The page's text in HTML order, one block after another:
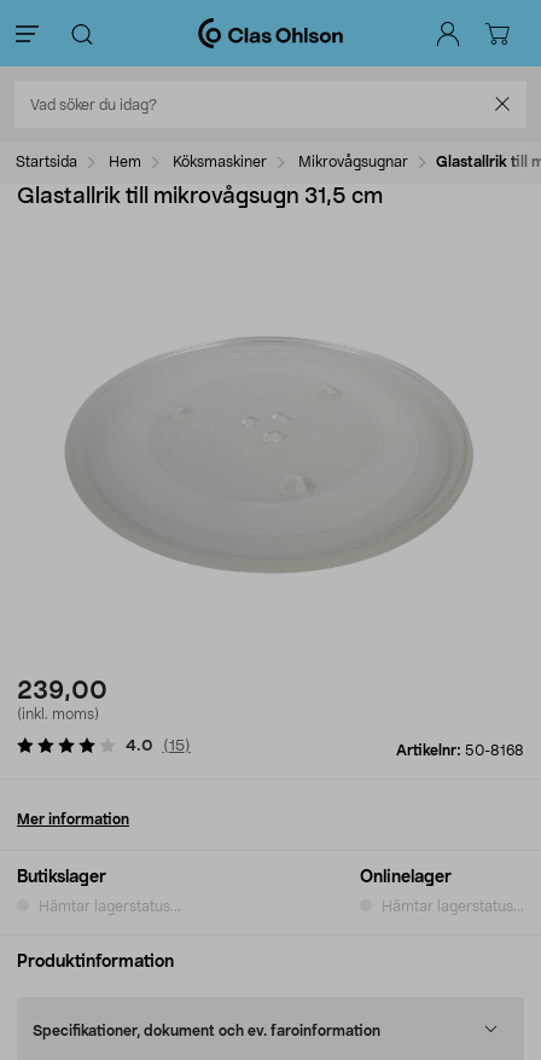
Startsida Hem Köksmaskiner Mikrovågsugnar Glastallrik till
Glastallrik till mikrovågsugn 31,5 cm
239,00
(inkl. moms)
Artikelnr: 50-8168
4.0 (15)
Butikslager
Hämtar lagerstatus...
Onlinelager
Hämtar lagerstatus...
Mer information
Produktinformation
Specifikationer, dokument och ev. faroinformation